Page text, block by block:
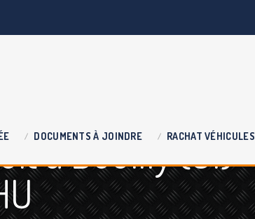
DOCUMENTS À JOINDRE RACHAT VÉHICULES
à Bouilly (51)